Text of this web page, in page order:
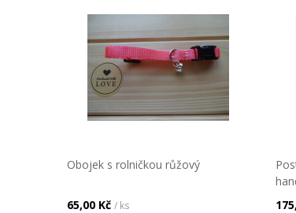
Obojek s rolničkou růžový
65,00 Kč/ ks